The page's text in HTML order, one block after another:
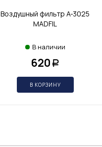
Воздушный фильтр A-3025
MADFIL
В наличии
620 Р
В КОРЗИНУ